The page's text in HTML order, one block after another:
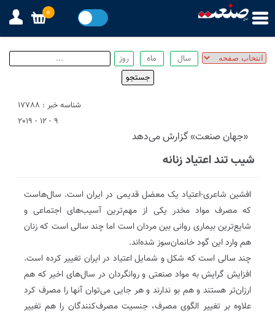
شناسه خبر : 17788
9 - 12 - 2019
«جهان صنعت» گزارش می‌دهد
شیب تند اعتیاد زنانه
افشین شاعری-اعتیاد یک معضل قدیمی در ایران است. سال‌هاست
که مصرف مواد مخدر یکی از مهم‌ترین آسیب‌های اجتماعی و
شایع‌ترین بیماری روانی بین مردان است اما چند سالی است که زنان
هم وارد این گود خانمان‌سوز شده‌اند.
چند سالی است که شکل و شمایل اعتیاد در ایران تغییر کرده است.
افزایش گرایش به مواد صنعتی و روانگردان در سال‌های اخیر که هم
ارزان‌تر هستند و هم بو ندارند و هر جایی می‌توان آنها را مصرف کرد
علاوه بر تغییر الگوی مصرف، جنسیت مصرف‌کنندگان را هم تغییر
0